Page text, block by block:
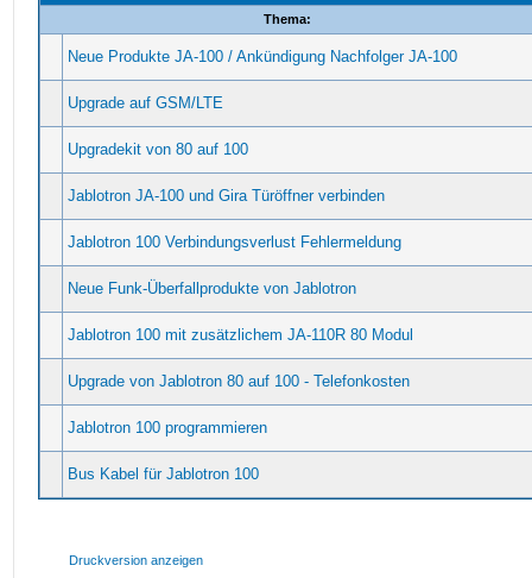
Thema:
Neue Produkte JA-100 / Ankündigung Nachfolger JA-100
Upgrade auf GSM/LTE
Upgradekit von 80 auf 100
Jablotron JA-100 und Gira Türöffner verbinden
Jablotron 100 Verbindungsverlust Fehlermeldung
Neue Funk-Überfallprodukte von Jablotron
Jablotron 100 mit zusätzlichem JA-110R 80 Modul
Upgrade von Jablotron 80 auf 100 - Telefonkosten
Jablotron 100 programmieren
Bus Kabel für Jablotron 100
Druckversion anzeigen